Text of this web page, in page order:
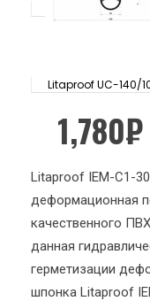
Litaproof UC-140/
1,780₽
Litaproof IEM-C1-
деформационная
качественного
данная
герметизации
шпонка Litaproof